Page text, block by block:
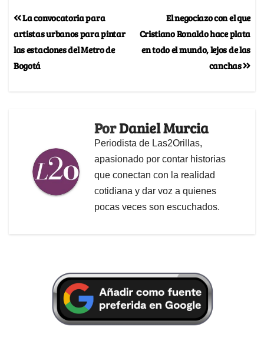
El negociazo con el que
Cristiano Ronaldo hace plata
en todo el mundo, lejos de las
canchas
La convocatoria para
artistas urbanos para pintar
las estaciones del Metro de
Bogotá
PorDaniel Murcia
Periodista de Las2Orillas,
apasionado por contar historias
que conectan con la realidad
cotidiana y dar voz a quienes
pocas veces son escuchados.